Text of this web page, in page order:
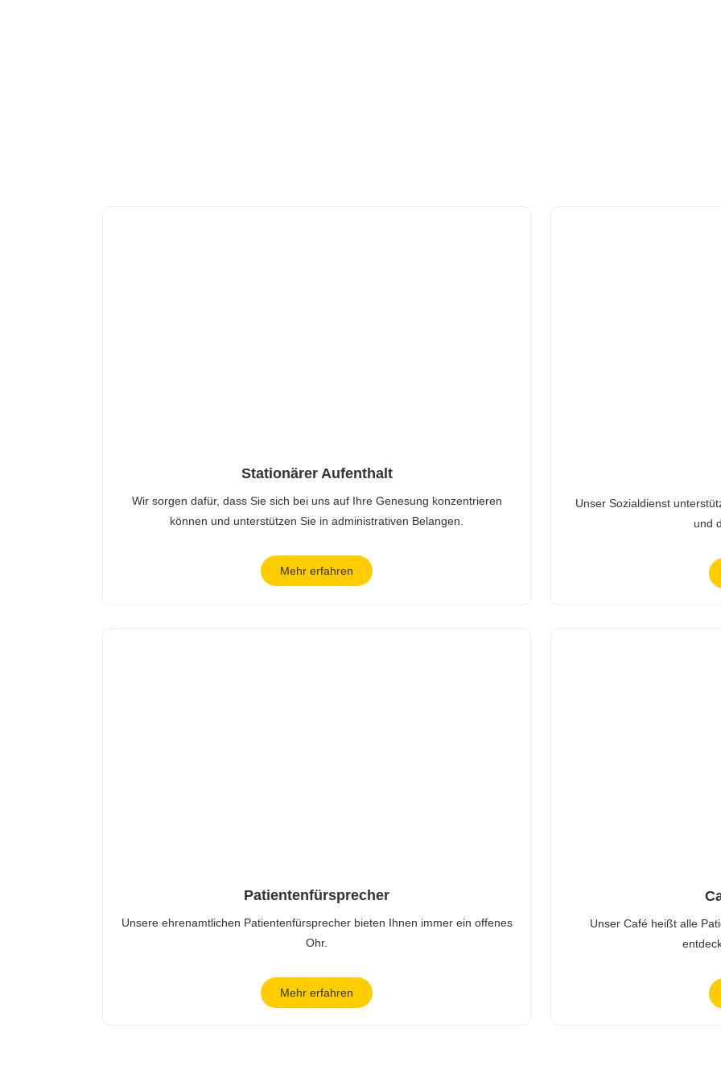
Stationärer Aufenthalt
Wir sorgen dafür, dass Sie sich bei uns auf Ihre Genesung konzentrieren
können und unterstützen Sie in administrativen Belangen.
Mehr erfahren
Unser Sozialdienst
und
Patientenfürsprecher
Unsere ehrenamtlichen Patientenfürsprecher bieten Ihnen immer ein offenes
Ohr.
Mehr erfahren
Unser Café heißt alle